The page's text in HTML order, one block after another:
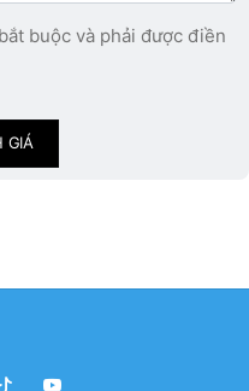
buộc và phải được điền
GIÁ